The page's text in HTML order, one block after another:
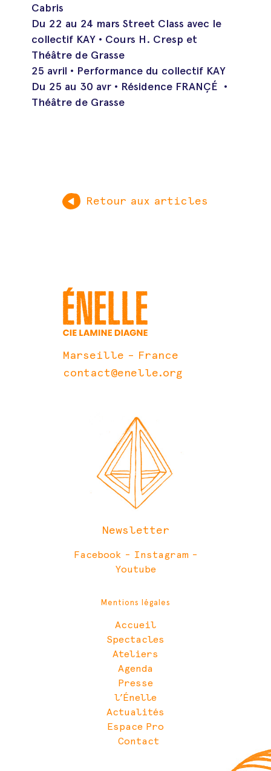
Cabris
Du 22 au 24 mars Street Class avec le
collectif KAY • Cours H. Cresp et
Théâtre de Grasse
25 avril • Performance du collectif KAY
Du 25 au 30 avr • Résidence FRANÇÉ •
Théâtre de Grasse
Retour aux articles
Marseille – France
contact@enelle.org
Newsletter
Facebook - Instagram-
Youtube
Mentions légales
Accueil
Spectacles
Ateliers
Agenda
Presse
l’Énelle
Actualités
Espace Pro
Contact